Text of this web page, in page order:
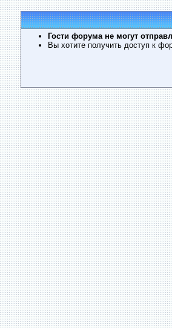
Гости форума не могут
Вы хотите получить доступ к